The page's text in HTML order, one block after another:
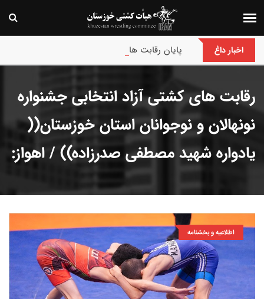
اخبار داغ پایان رقابت های کشتی فرنگی نونهالان انتخابی
رقابت های کشتی آزاد انتخابی جشنواره
نونهالان و نوجوانان استان خوزستان((
یادواره شهید مصطفی صدرزاده)) / اهواز:
اطلاعیه و بخشنامه